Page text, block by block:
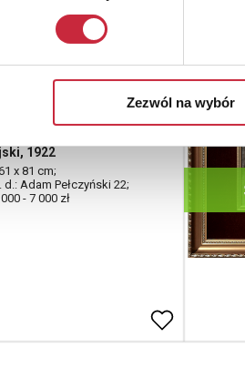
Zezwól na wybór
(1865-
1922
x 81 cm;
d.: Adam Pełczyński 22;
- 7 000 zł